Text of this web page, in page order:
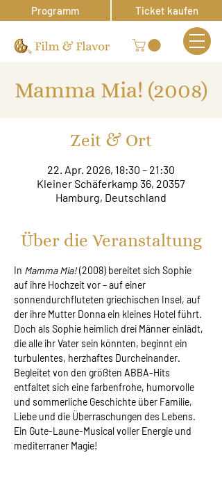
Programm Ticket kaufen
Mamma Mia! (2008)
Zeit & Ort
22. Apr. 2026, 18:30 – 21:30
Kleiner Schäferkamp 36, 20357
Hamburg, Deutschland
Über die Veranstaltung
In Mamma Mia! (2008) bereitet sich Sophie
auf ihre Hochzeit vor – auf einer
sonnendurchfluteten griechischen Insel, auf
der ihre Mutter Donna ein kleines Hotel führt.
Doch als Sophie heimlich drei Männer einlädt,
die alle ihr Vater sein könnten, beginnt ein
turbulentes, herzhaftes Durcheinander.
Begleitet von den größten ABBA-Hits
entfaltet sich eine farbenfrohe, humorvolle
und sommerliche Geschichte über Familie,
Liebe und die Überraschungen des Lebens.
Ein Gute-Laune-Musical voller Energie und
mediterraner Magie!